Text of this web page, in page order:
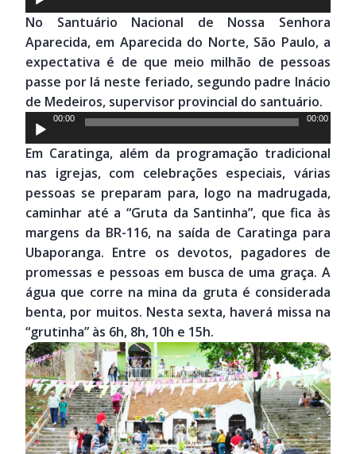
de
áudio
No Santuário Nacional de Nossa Senhora
Aparecida, em Aparecida do Norte, São Paulo, a
expectativa é de que meio milhão de pessoas
passe por lá neste feriado, segundo padre Inácio
de Medeiros, supervisor provincial do santuário.
Tocador
de
áudio
00:00 00:00
Em Caratinga, além da programação tradicional
nas igrejas, com celebrações especiais, várias
pessoas se preparam para, logo na madrugada,
caminhar até a “Gruta da Santinha”, que fica às
margens da BR-116, na saída de Caratinga para
Ubaporanga. Entre os devotos, pagadores de
promessas e pessoas em busca de uma graça. A
água que corre na mina da gruta é considerada
benta, por muitos. Nesta sexta, haverá missa na
“grutinha” às 6h, 8h, 10h e 15h.